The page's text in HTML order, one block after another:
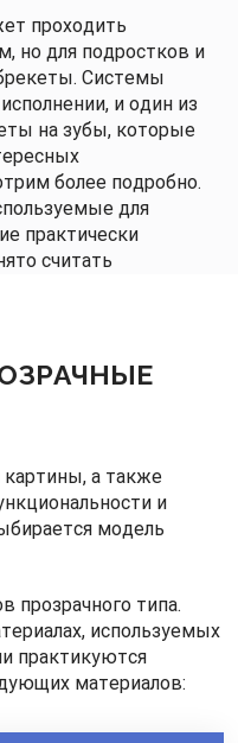
проходить
но для подростков и
Системы
и один из
на зубы, которые
более подробно.
для
практически
считать
капы или
показания этих
путать, они
успешно
а также в
удержать
категория высоко
прикуса. Они
и пациент
выбрать
а также отличия
картины, а также
и
модель
прозрачного типа.
используемых
практикуются
материалов: